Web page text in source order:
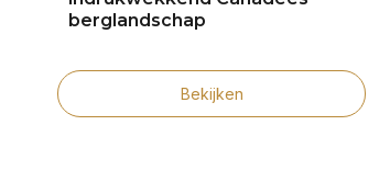
berglandschap
Bekijken